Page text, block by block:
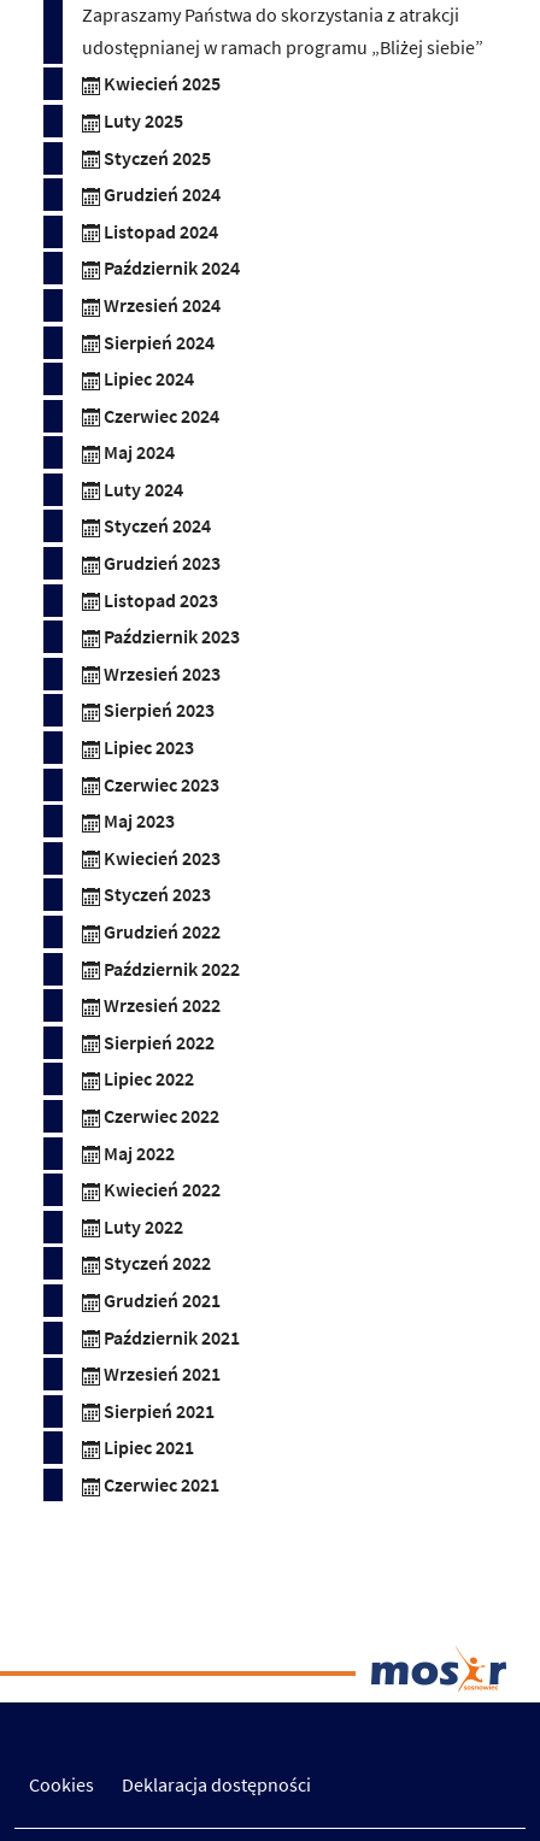
Zapraszamy Państwa do skorzystania z atrakcji
udostępnianej w ramach programu „Bliżej siebie”
Kwiecień 2025
Luty 2025
Styczeń 2025
Grudzień 2024
Listopad 2024
Październik 2024
Wrzesień 2024
Sierpień 2024
Lipiec 2024
Czerwiec 2024
Maj 2024
Luty 2024
Styczeń 2024
Grudzień 2023
Listopad 2023
Październik 2023
Wrzesień 2023
Sierpień 2023
Lipiec 2023
Czerwiec 2023
Maj 2023
Kwiecień 2023
Styczeń 2023
Grudzień 2022
Październik 2022
Wrzesień 2022
Sierpień 2022
Lipiec 2022
Czerwiec 2022
Maj 2022
Kwiecień 2022
Luty 2022
Styczeń 2022
Grudzień 2021
Październik 2021
Wrzesień 2021
Sierpień 2021
Lipiec 2021
Czerwiec 2021
Cookies Deklaracja dostępności